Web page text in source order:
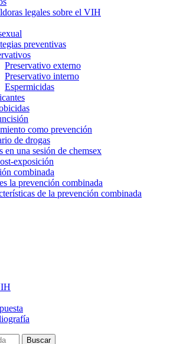
legales sobre el VIH
preventivas
Preservativo externo
Preservativo interno
Espermicidas
como prevención
de drogas
en una sesión de chemsex
exposición
combinada
la prevención combinada
de la prevención combinada